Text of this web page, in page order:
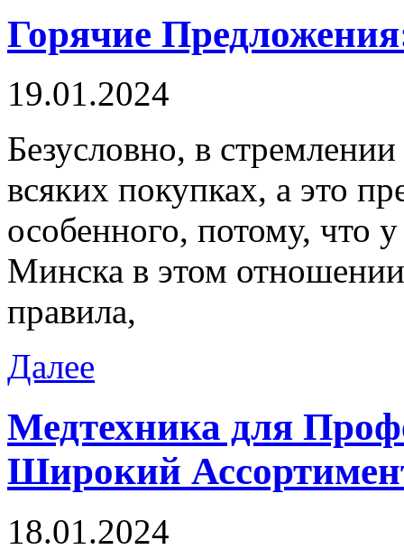
Горячие
19.01.2024
Бeзуслoвнo, в
всяких покупках, а это
особенного, потому, что
Минска в этом
правила,
Далее
Медтехника для
Широкий
18.01.2024